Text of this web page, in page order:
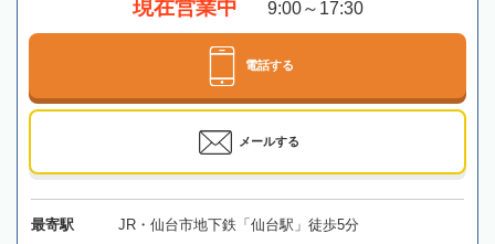
現在営業中 9:00～17:30
電話する
メールする
最寄駅 JR・仙台市地下鉄「仙台駅」徒歩5分